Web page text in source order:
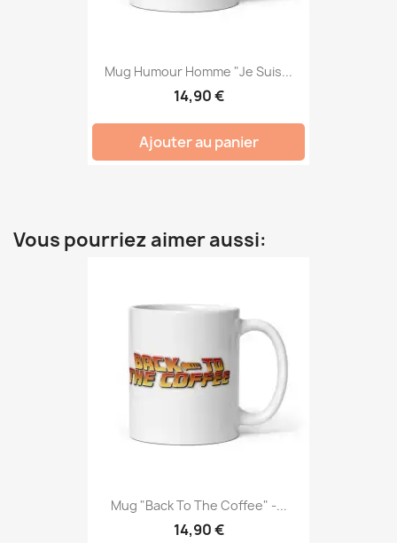
Mug Humour Homme "Je Suis...
14,90 €
Ajouter au panier
Vous pourriez aimer aussi:
Mug "Back To The Coffee" -...
14,90 €